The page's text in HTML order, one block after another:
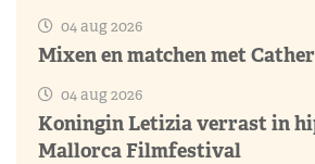
04 aug 2026
Mixen en matchen met
04 aug 2026
Koningin Letizia verrast in
Mallorca Filmfestival